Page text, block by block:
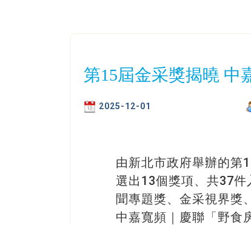
第15屆金采獎揭曉 中
2025-12-01
由新北市政府舉辦的第
選出13個獎項、共37
聞專題獎、金采視界獎
中嘉寬頻｜慶聯「野食